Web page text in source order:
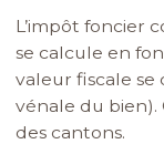
L’impôt foncier
se calcule en
valeur fiscale
vénale du
des cantons.